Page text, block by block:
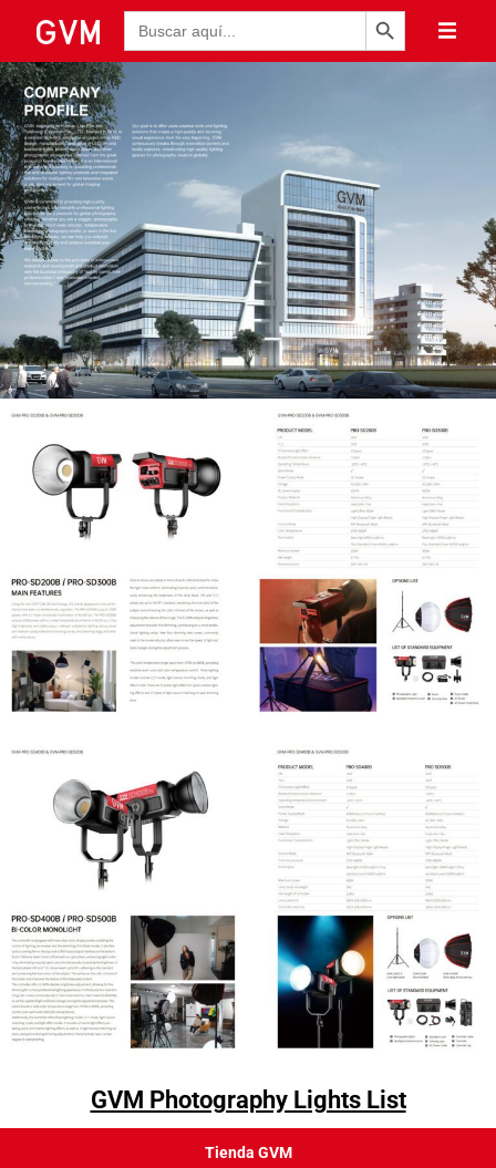
Buscar: Botón de búsqueda
GVM Photography Lights List
Tienda GVM